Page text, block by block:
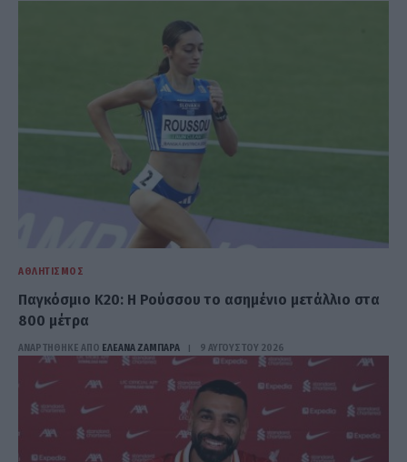
ΑΘΛΗΤΙΣΜΌΣ
Παγκόσμιο Κ20: Η Ρούσσου το ασημένιο μετάλλιο στα
800 μέτρα
ΑΝΑΡΤΗΘΗΚΕ ΑΠΟ ΕΛΕΑΝΑ ΖΑΜΠΑΡΑ 9 ΑΥΓΟΎΣΤΟΥ 2026